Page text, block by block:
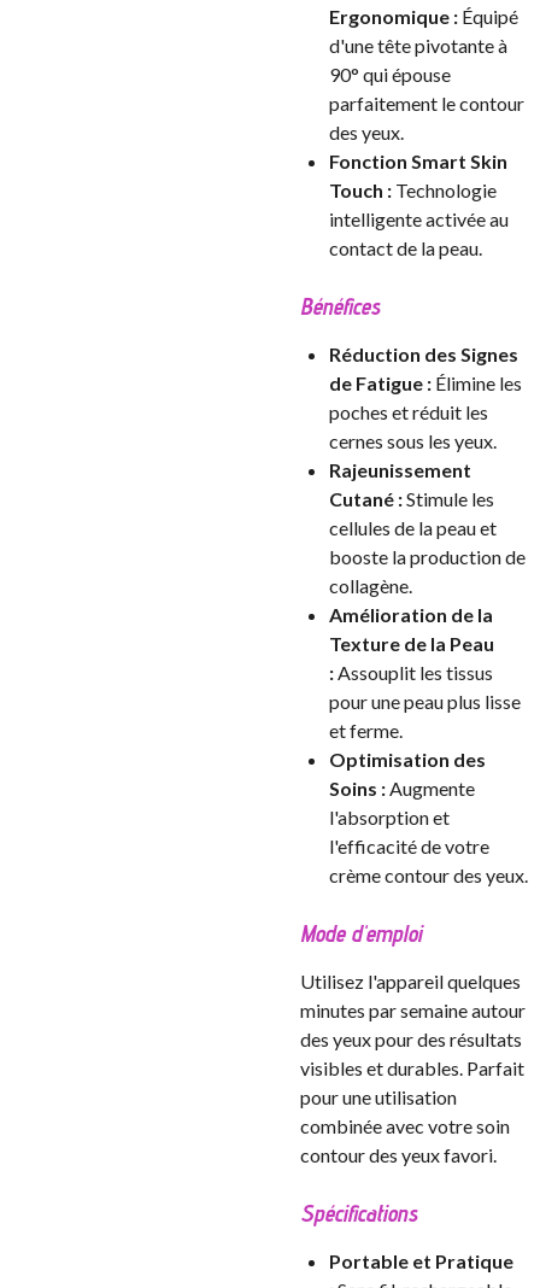
Ergonomique : Équipé
d'une tête pivotante à
90° qui épouse
parfaitement le contour
des yeux.
Fonction Smart Skin
Touch : Technologie
intelligente activée au
contact de la peau.
Bénéfices
Réduction des Signes
de Fatigue : Élimine les
poches et réduit les
cernes sous les yeux.
Rajeunissement
Cutané :Stimule les
cellules de la peau et
booste la production de
collagène.
Amélioration de la
Texture de la Peau
:Assouplit les tissus
pour une peau plus lisse
et ferme.
Optimisation des
Soins :Augmente
l'absorption et
l'efficacité de votre
crème contour des yeux.
Mode d'emploi
Utilisez l'appareil quelques
minutes par semaine autour
des yeux pour des résultats
visibles et durables. Parfait
pour une utilisation
combinée avec votre soin
contour des yeux favori.
Spécifications
Portable et Pratique